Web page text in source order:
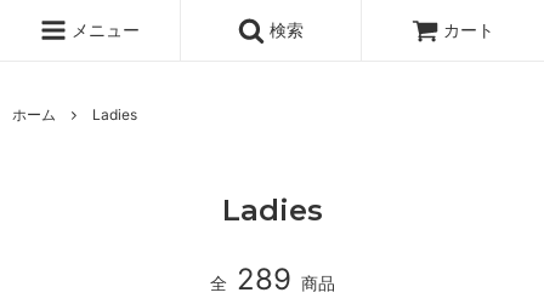
メニュー 検索 カート
ホーム Ladies
Ladies
全 289 商品